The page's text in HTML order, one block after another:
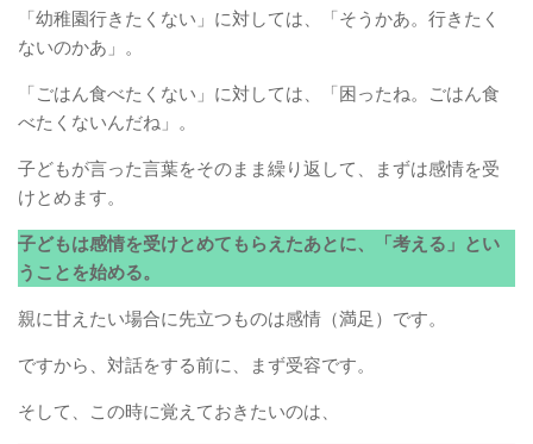
「幼稚園行きたくない」に対しては、「そうかあ。行きたく
ないのかあ」。
「ごはん食べたくない」に対しては、「困ったね。ごはん食
べたくないんだね」。
子どもが言った言葉をそのまま繰り返して、まずは感情を受
けとめます。
子どもは感情を受けとめてもらえたあとに、「考える」とい
うことを始める。
親に甘えたい場合に先立つものは感情（満足）です。
ですから、対話をする前に、まず受容です。
そして、この時に覚えておきたいのは、